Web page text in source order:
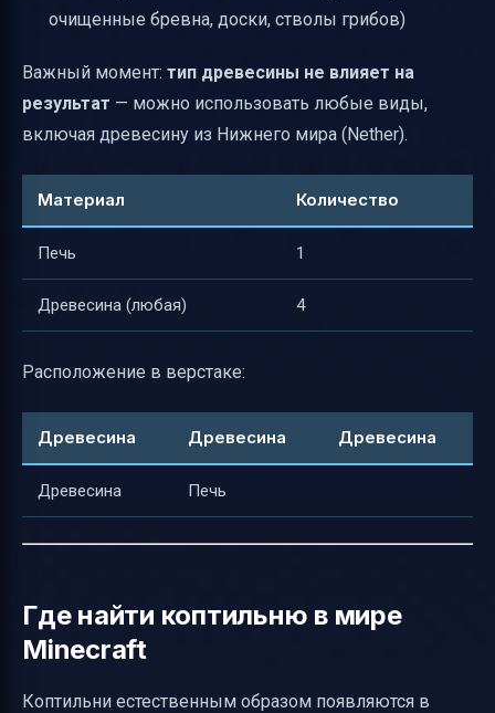
очищенные бревна, доски, стволы грибов)
Важный момент: тип древесины не влияет на
результат — можно использовать любые виды,
включая древесину из Нижнего мира (Nether).
Материал Количество
Печь 1
Древесина (любая) 4
Расположение в верстаке:
Древесина Древесина Древесина
Древесина Печь
Где найти коптильню в мире
Minecraft
Коптильни естественным образом появляются в